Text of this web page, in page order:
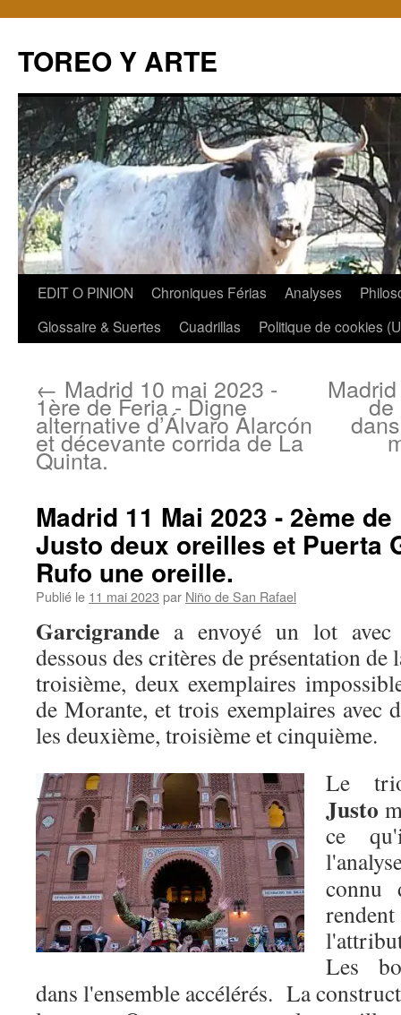
TOREO Y ARTE
Aller
EDIT O PINION Chroniques Férias Analyses
Glossaire & Suertes
Cuadrillas Politique de cookies
← Madrid 10 mai 2023 -
1ère de Feria - Digne
alternative d’Álvaro Alarcón
et décevante corrida de La
Quinta.
de
Madrid 11 Mai 2023 - 2ème
Justo deux oreilles et Puerta
Rufo une oreille.
Publié le 11 mai 2023 par Niño de San Rafael
Garcigrande a envoyé un lot avec
dessous des critères de présentation
troisième, deux exemplaires
de Morante, et trois exemplaires avec
les deuxième, troisième et cinquième.
Le
Justo
ce
connu
Les
dans l'ensemble accélérés. La